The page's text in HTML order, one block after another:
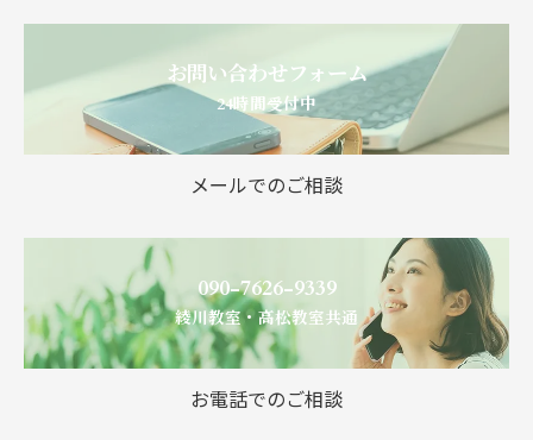
Thank you.
I look forward to working with you in the future.
お問い合わせフォーム
24時間受付中
メールでのご相談
090-7626-9339
綾川教室・高松教室共通
お電話でのご相談